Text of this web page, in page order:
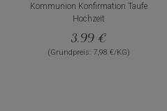
Kommunion Konfirmation Taufe
Hochzeit
3,99 €
(Grundpreis: 7,98 €/KG)